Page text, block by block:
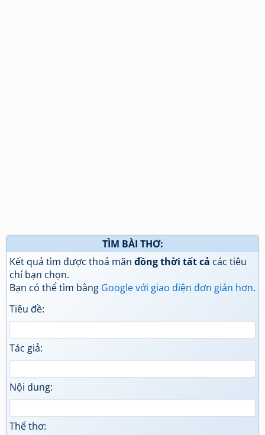
TÌM BÀI THƠ:
Kết quả tìm được thoả mãn đồng thời tất cả các tiêu
chí bạn chọn.
Bạn có thể tìm bằng Google với giao diện đơn giản hơn.
Tiêu đề:
Tác giả:
Nội dung:
Thể thơ: